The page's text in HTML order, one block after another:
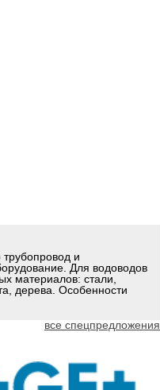
трубопровод и
Для водоводов
материалов: стали,
дерева. Особенности
все спецпредложения